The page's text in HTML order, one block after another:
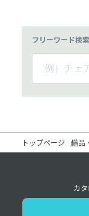
フリーワード検索
トップページ 備品
カ